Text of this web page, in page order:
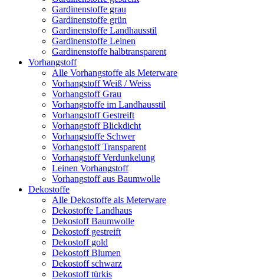
Gardinenstoffe grau
Gardinenstoffe grün
Gardinenstoffe Landhausstil
Gardinenstoffe Leinen
Gardinenstoffe halbtransparent
Vorhangstoff
Alle Vorhangstoffe als Meterware
Vorhangstoff Weiß / Weiss
Vorhangstoff Grau
Vorhangstoffe im Landhausstil
Vorhangstoff Gestreift
Vorhangstoff Blickdicht
Vorhangstoffe Schwer
Vorhangstoff Transparent
Vorhangstoff Verdunkelung
Leinen Vorhangstoff
Vorhangstoff aus Baumwolle
Dekostoffe
Alle Dekostoffe als Meterware
Dekostoffe Landhaus
Dekostoff Baumwolle
Dekostoff gestreift
Dekostoff gold
Dekostoff Blumen
Dekostoff schwarz
Dekostoff türkis